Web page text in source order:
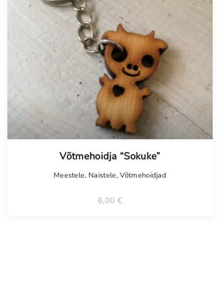
Võtmehoidja “Sokuke”
Meestele, Naistele,Võtmehoidjad
6,00 €